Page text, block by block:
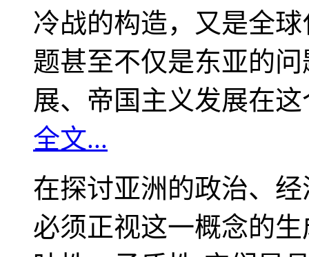
冷战的构造，又是全
题甚至不仅是东亚的
展、帝国主义发展在
全文...
在探讨亚洲的政治、
必须正视这一概念的